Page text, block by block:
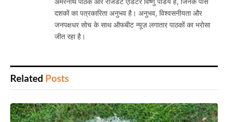
दशकों का पत्रकारिता अनुभव है। अनुभव, विश्वसनीयता और
जनपक्षधर सोच के साथ ऑफबीट न्यूज़ लगातार पाठकों का भरोसा
जीत रहा है।
Related Posts